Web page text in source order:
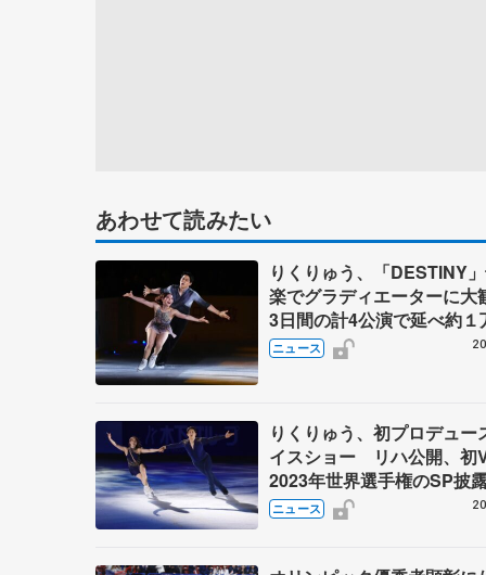
あわせて読みたい
りくりゅう、「DESTINY
楽でグラディエーターに
3日間の計4公演で延べ約１
人動員、三浦璃来さん感極
ニュース
りくりゅう、初プロデュー
イスショー リハ公開、初
2023年世界選手権のSP
ゼボロ、チョクベイら豪華
ーが来日
ニュース